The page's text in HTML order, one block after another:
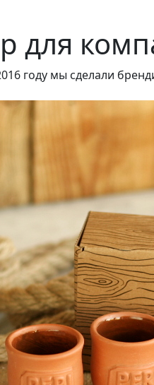
для
году мы сделали